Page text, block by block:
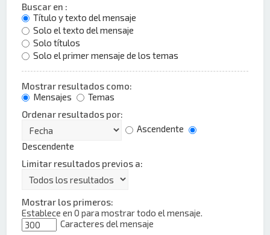
Buscar en :
Título y texto del mensaje
Solo el texto del mensaje
Solo títulos
Solo el primer mensaje de los temas
Mostrar resultados como:
Mensajes
Temas
Ordenar resultados por:
Ascendente
Descendente
Limitar resultados previos a:
Mostrar los primeros:
Establece en 0 para mostrar todo el mensaje.
Caracteres del mensaje